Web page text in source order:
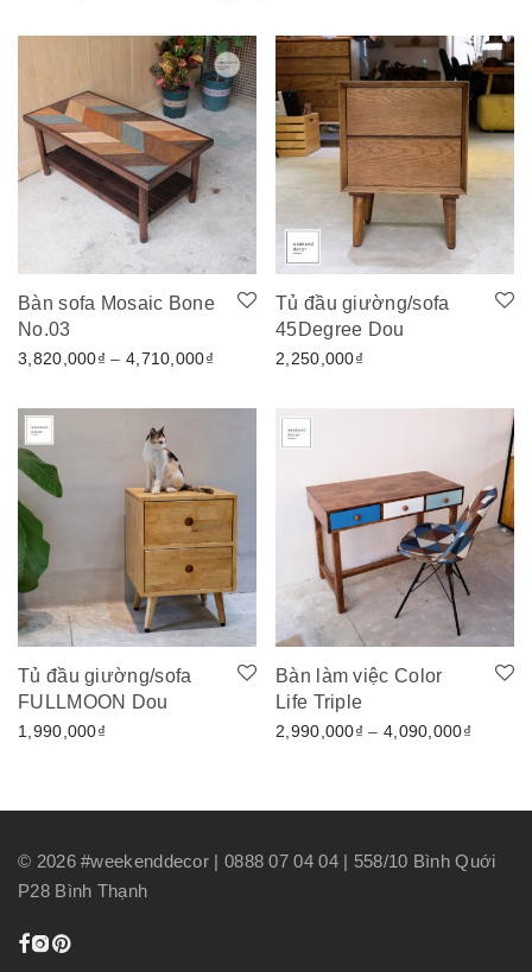
Bàn sofa Mosaic Bone
No.03
3,820,000₫ – 4,710,000₫Khoảng giá: từ 3,820,000₫ đến
Tủ đầu giường/sofa
45Degree Dou
2,250,000₫
Tủ đầu giường/sofa
FULLMOON Dou
1,990,000₫
Bàn làm việc Color
Life Triple
2,990,000₫ – 4,090,000₫
© 2026#weekenddecor | 0888 07 04 04 | 558/10 Bình Quới
P28 Bình Thạnh